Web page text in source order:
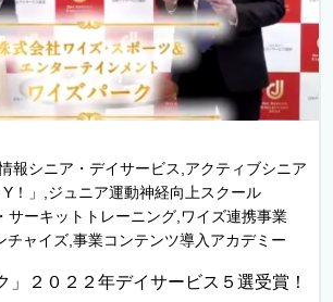
報シニア・デイサービス,アクティブシニア
！」,ジュニア運動神経向上スクール
サーキットトレーニング,ワイズ連携事業
チャイズ,事業コンテンツ導入アカデミー
」２０２２年デイサービス５選受賞！